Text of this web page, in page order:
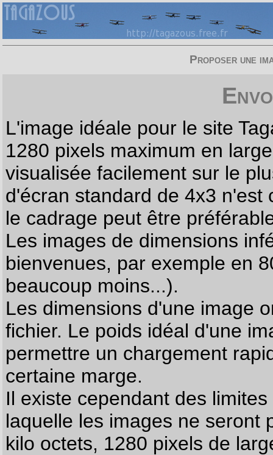
Proposer une
L'image idéale pour le site
1280 pixels maximum en
visualisée facilement sur le
d'écran standard de 4x3
le cadrage peut être
Les images de dimensions
bienvenues, par exemple en
beaucoup moins...).
Les dimensions d'une image
fichier. Le poids idéal d'une
permettre un chargement
certaine marge.
Il existe cependant des
laquelle les images ne seront
kilo octets, 1280 pixels de